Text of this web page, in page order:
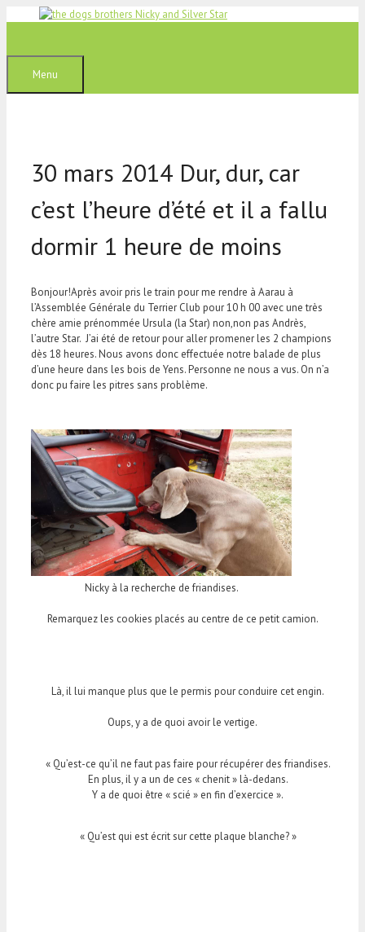
Menu
30 mars 2014 Dur, dur, car
c’est l’heure d’été et il a fallu
dormir 1 heure de moins
Bonjour!Après avoir pris le train pour me rendre à Aarau à
l’Assemblée Générale du Terrier Club pour 10 h 00 avec une très
chère amie prénommée Ursula (la Star) non,non pas Andrès,
l’autre Star. J’ai été de retour pour aller promener les 2 champions
dès 18 heures. Nous avons donc effectuée notre balade de plus
d’une heure dans les bois de Yens. Personne ne nous a vus. On n’a
donc pu faire les pitres sans problème.
Nicky à la recherche de friandises.
Remarquez les cookies placés au centre de ce petit camion.
Là, il lui manque plus que le permis pour conduire cet engin.
Oups, y a de quoi avoir le vertige.
« Qu’est-ce qu’il ne faut pas faire pour récupérer des friandises.
En plus, il y a un de ces « chenit » là-dedans.
Y a de quoi être « scié » en fin d’exercice ».
« Qu’est qui est écrit sur cette plaque blanche? »